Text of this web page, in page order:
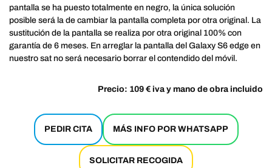
pantalla se ha puesto totalmente en negro, la única solución
posible será la de cambiar la pantalla completa por otra original. La
sustitución de la pantalla se realiza por otra original 100% con
garantía de 6 meses. En arreglar la pantalla del Galaxy S6 edge en
nuestro sat no será necesario borrar el contendido del móvil.
Precio: 109 € iva y mano de obra incluido
PEDIR CITA MÁS INFO POR WHATSAPP
SOLICITAR RECOGIDA